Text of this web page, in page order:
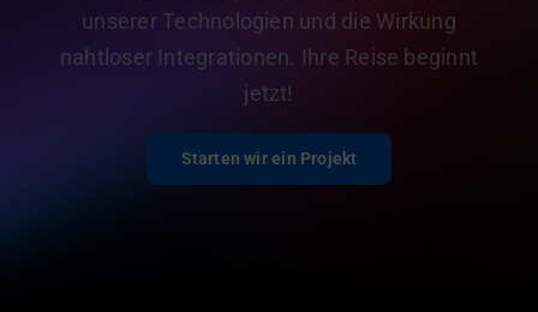
unserer Technologien und die Wirkung
nahtloser Integrationen. Ihre Reise beginnt
jetzt!
Starten wir ein Projekt